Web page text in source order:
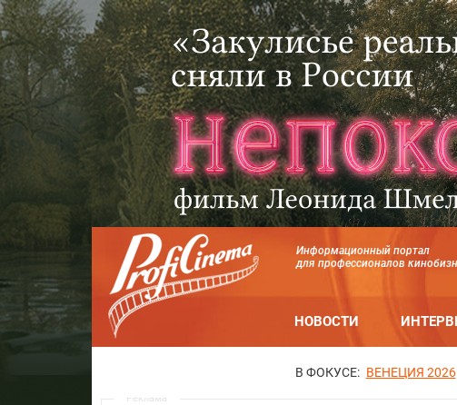
Информационный портал
для профессионалов
НОВОСТИ
В ФОКУСЕ: ВЕНЕЦИЯ 2026
Реклама